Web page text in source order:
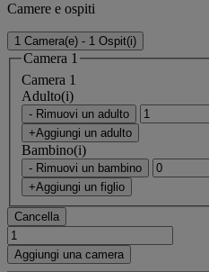
Camere e ospiti
1 Camera(e) - 1 Ospit(i)
Camera 1
Camera 1
Adulto(i)
- Rimuovi un adulto
+Aggiungi un adulto
Bambino(i)
- Rimuovi un bambino
+Aggiungi un figlio
Cancella
Aggiungi una camera